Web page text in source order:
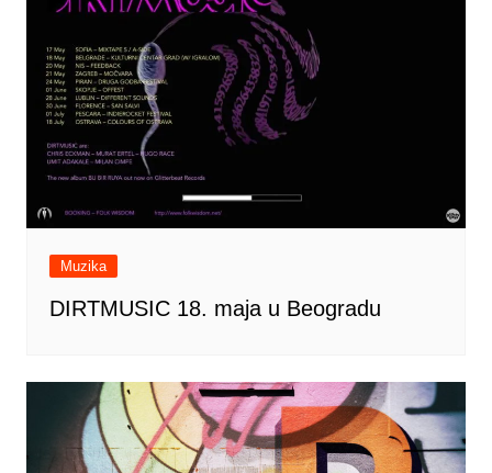
Muzika
DIRTMUSIC 18. maja u Beogradu